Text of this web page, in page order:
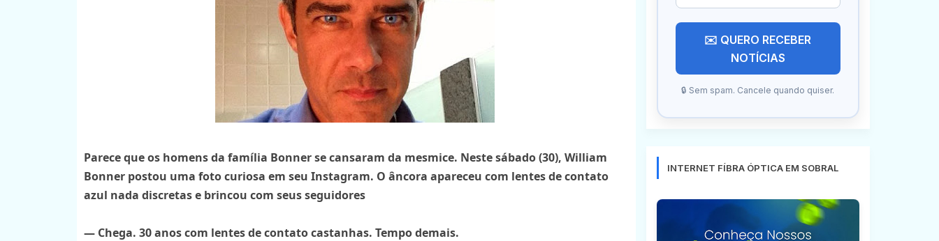
Parece que os homens da família Bonner se cansaram da mesmice. Neste sábado (30), William
Bonner postou uma foto curiosa em seu Instagram. O âncora apareceu com lentes de contato
azul nada discretas e brincou com seus seguidores
— Chega. 30 anos com lentes de contato castanhas. Tempo demais.
✉️ QUERO RECEBER
NOTÍCIAS
🔒 Sem spam. Cancele quando quiser.
INTERNET FÍBRA ÓPTICA EM SOBRAL